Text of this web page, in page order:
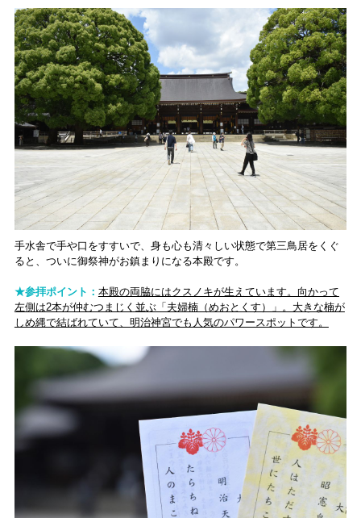
手水舎で手や口をすすいで、身も心も清々しい状態で第三鳥居をくぐ
ると、ついに御祭神がお鎮まりになる本殿です。
★参拝ポイント： 本殿の両脇にはクスノキが生えています。向かって
左側は2本が仲むつまじく並ぶ「夫婦楠（めおとくす）」。大きな楠が
しめ縄で結ばれていて、明治神宮でも人気のパワースポットです。